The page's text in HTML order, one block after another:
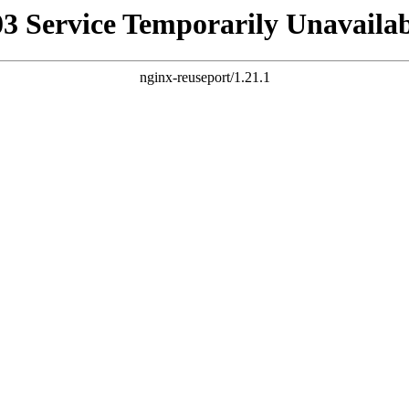
Service Temporarily
nginx-reuseport/1.21.1